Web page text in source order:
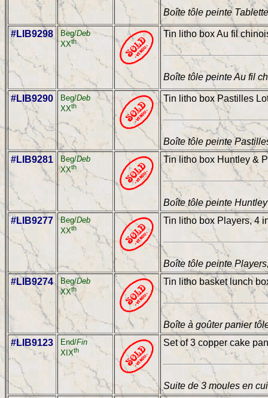
Boîte tôle peinte
#LIB9298 Beg/Deb
XXth
Tin litho box Au fil
Boîte tôle peinte Au fil
#LIB9290 Beg/Deb
XXth
Tin litho box Pastilles
Boîte tôle peinte
#LIB9281
Beg/Deb
XXth
Tin litho box Huntley &
Boîte tôle peinte
#LIB9277
Beg/Deb
XXth
Tin litho box Players, 4
Boîte tôle peinte
#LIB9274
Beg/Deb
XXth
Tin litho basket lunch
Boîte à goûter panier
#LIB9123
End/Fin
XIXth
Set of 3 copper cake
Suite de 3 moules en